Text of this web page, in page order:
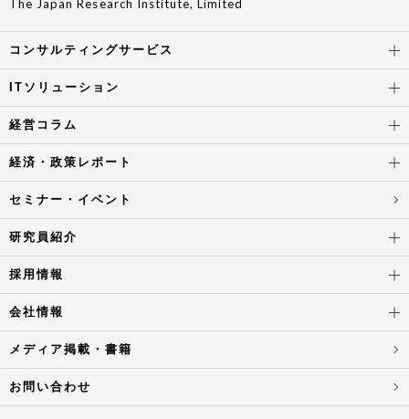
The Japan Research Institute, Limited
コンサルティングサービス
ITソリューション
経営コラム
経済・政策レポート
セミナー・イベント
研究員紹介
採用情報
会社情報
メディア掲載・書籍
お問い合わせ